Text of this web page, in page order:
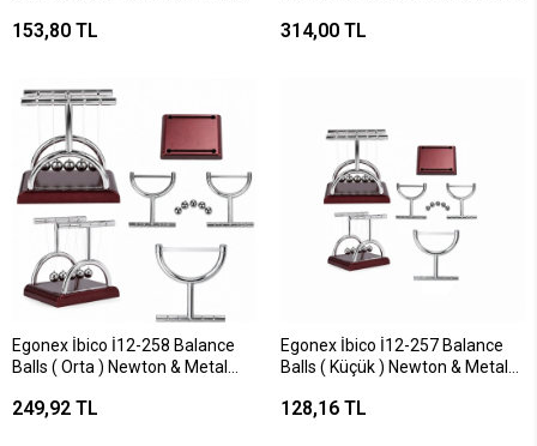
Krom & Bakır )*200
153,80 TL 314,00 TL
Egonex İbico İ12-258 Balance
Balls ( Orta ) Newton & Metal
249,92 TL
Egonex İbico İ12-257 Balance
Balls ( Küçük ) Newton & Metal
128,16 TL